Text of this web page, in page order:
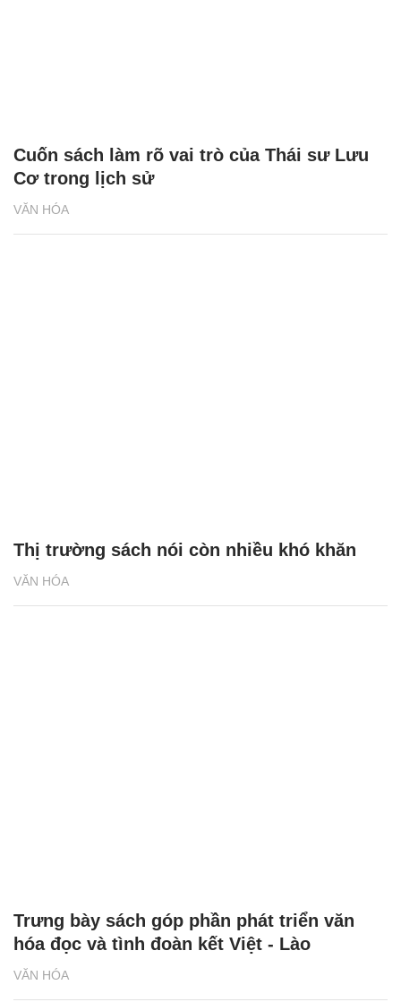
VĂN HÓA
Cuốn sách làm rõ vai trò của Thái sư Lưu
Cơ trong lịch sử
VĂN HÓA
Thị trường sách nói còn nhiều khó khăn
VĂN HÓA
Trưng bày sách góp phần phát triển văn
hóa đọc và tình đoàn kết Việt - Lào